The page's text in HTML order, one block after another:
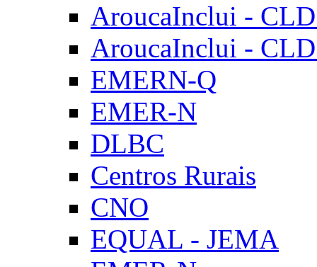
AroucaInclui -
AroucaInclui -
EMERN-Q
EMER-N
DLBC
Centros Rurais
CNO
EQUAL - JEMA